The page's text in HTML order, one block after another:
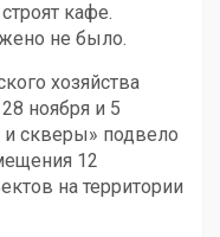
кафе.
не было.
хозяйства
ноября и 5
скверы» подвело
12
на территории